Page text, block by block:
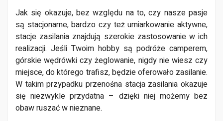
Jak się okazuje, bez względu na to, czy nasze pasje
są stacjonarne, bardzo czy też umiarkowanie aktywne,
stacje zasilania znajdują szerokie zastosowanie w ich
realizacji. Jeśli Twoim hobby są podróże camperem,
górskie wędrówki czy żeglowanie, nigdy nie wiesz czy
miejsce, do którego trafisz, będzie oferowało zasilanie.
W takim przypadku przenośna stacja zasilania okazuje
się niezwykle przydatna – dzięki niej możemy bez
obaw ruszać w nieznane.